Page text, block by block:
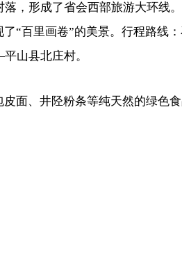
，形成了省会西部旅游大环线
“百里画卷”的美景。行程路线
县北庄村。
面、井陉粉条等纯天然的绿色